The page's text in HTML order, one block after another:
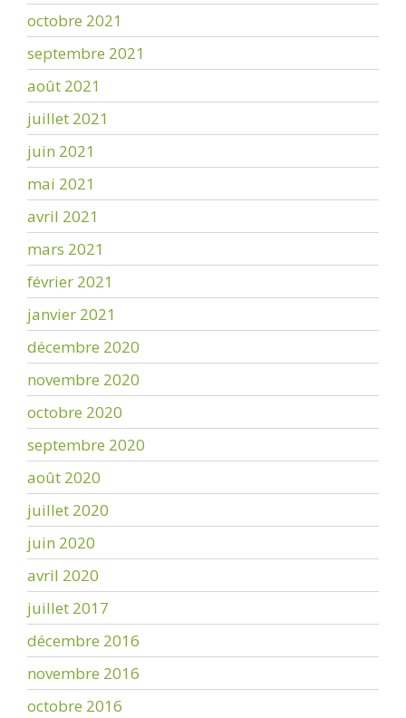
octobre 2021
septembre 2021
août 2021
juillet 2021
juin 2021
mai 2021
avril 2021
mars 2021
février 2021
janvier 2021
décembre 2020
novembre 2020
octobre 2020
septembre 2020
août 2020
juillet 2020
juin 2020
avril 2020
juillet 2017
décembre 2016
novembre 2016
octobre 2016